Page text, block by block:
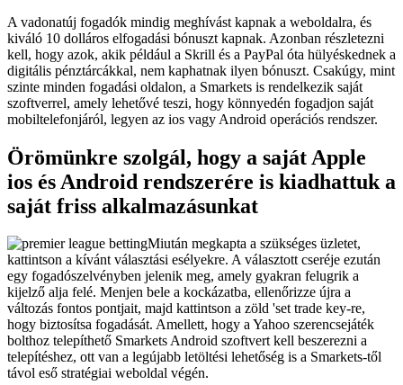
A vadonatúj fogadók mindig meghívást kapnak a weboldalra, és
kiváló 10 dolláros elfogadási bónuszt kapnak. Azonban részletezni
kell, hogy azok, akik például a Skrill és a PayPal óta hülyéskednek a
digitális pénztárcákkal, nem kaphatnak ilyen bónuszt. Csakúgy, mint
szinte minden fogadási oldalon, a Smarkets is rendelkezik saját
szoftverrel, amely lehetővé teszi, hogy könnyedén fogadjon saját
mobiltelefonjáról, legyen az ios vagy Android operációs rendszer.
Örömünkre szolgál, hogy a saját Apple
ios és Android rendszerére is kiadhattuk a
saját friss alkalmazásunkat
Miután megkapta a szükséges üzletet,
kattintson a kívánt választási esélyekre. A választott cseréje ezután
egy fogadószelvényben jelenik meg, amely gyakran felugrik a
kijelző alja felé. Menjen bele a kockázatba, ellenőrizze újra a
változás fontos pontjait, majd kattintson a zöld 'set trade key-re,
hogy biztosítsa fogadását. Amellett, hogy a Yahoo szerencsejáték
bolthoz telepíthető Smarkets Android szoftvert kell beszerezni a
telepítéshez, ott van a legújabb letöltési lehetőség is a Smarkets-től
távol eső stratégiai weboldal végén.